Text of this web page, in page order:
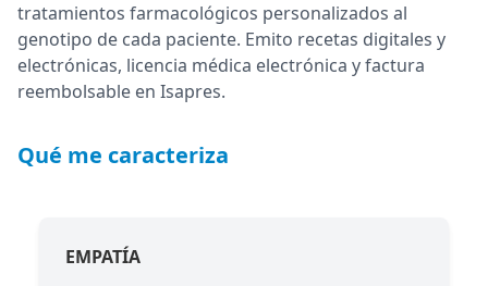
tratamientos farmacológicos personalizados al
genotipo de cada paciente. Emito recetas digitales y
electrónicas, licencia médica electrónica y factura
reembolsable en Isapres.
Qué me caracteriza
EMPATÍA